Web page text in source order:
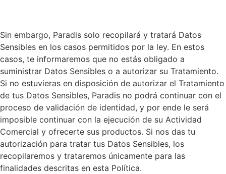
Sin embargo, Paradis solo recopilará y tratará Datos
Sensibles en los casos permitidos por la ley. En estos
casos, te informaremos que no estás obligado a
suministrar Datos Sensibles o a autorizar su Tratamiento.
Si no estuvieras en disposición de autorizar el Tratamiento
de tus Datos Sensibles, Paradis no podrá continuar con el
proceso de validación de identidad, y por ende le será
imposible continuar con la ejecución de su Actividad
Comercial y ofrecerte sus productos. Si nos das tu
autorización para tratar tus Datos Sensibles, los
recopilaremos y trataremos únicamente para las
finalidades descritas en esta Política.